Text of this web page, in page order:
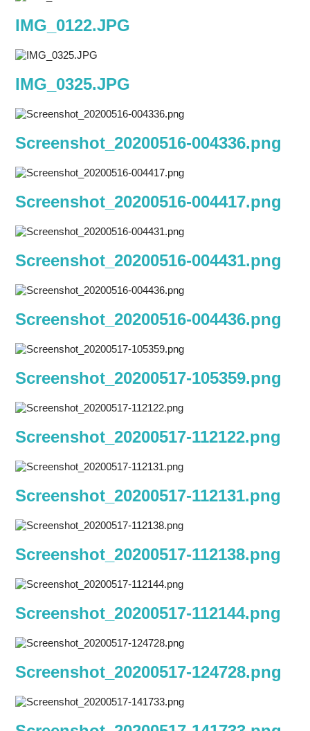
IMG_0122.JPG
IMG_0325.JPG
Screenshot_20200516-004336.png
Screenshot_20200516-004417.png
Screenshot_20200516-004431.png
Screenshot_20200516-004436.png
Screenshot_20200517-105359.png
Screenshot_20200517-112122.png
Screenshot_20200517-112131.png
Screenshot_20200517-112138.png
Screenshot_20200517-112144.png
Screenshot_20200517-124728.png